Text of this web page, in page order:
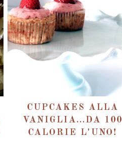
CUPCAKES ALLA
VANIGLIA...DA 100
CALORIE L'UNO!